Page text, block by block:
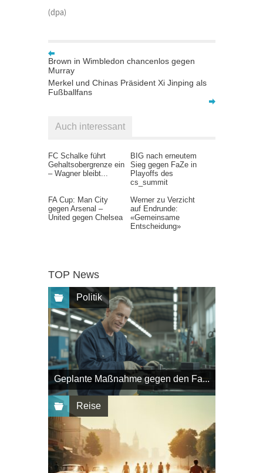
(dpa)
Brown in Wimbledon chancenlos gegen
Murray
Merkel und Chinas Präsident Xi Jinping als
Fußballfans
Auch interessant
FC Schalke führt
Gehaltsobergrenze ein
– Wagner bleibt...
BIG nach erneutem
Sieg gegen FaZe in
Playoffs des
cs_summit
FA Cup: Man City
gegen Arsenal –
United gegen Chelsea
Werner zu Verzicht
auf Endrunde:
«Gemeinsame
Entscheidung»
TOP News
Politik
Geplante Maßnahme gegen den Fa...
Reise